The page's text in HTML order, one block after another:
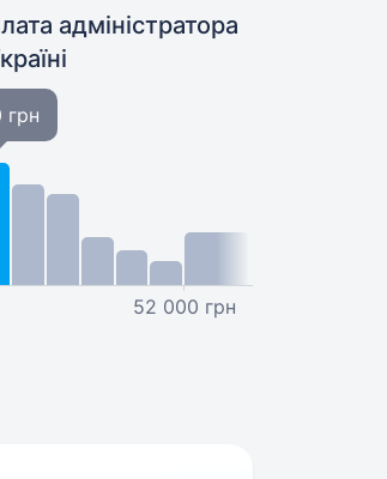
адміністратора
грн
52 000 грн